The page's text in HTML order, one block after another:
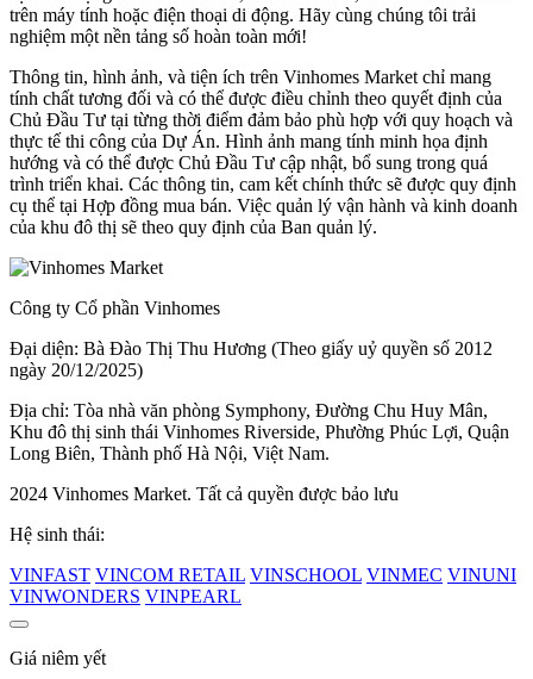
trên máy tính hoặc điện thoại di động. Hãy cùng chúng tôi trải
nghiệm một nền tảng số hoàn toàn mới!
Thông tin, hình ảnh, và tiện ích trên Vinhomes Market chỉ mang
tính chất tương đối và có thể được điều chỉnh theo quyết định của
Chủ Đầu Tư tại từng thời điểm đảm bảo phù hợp với quy hoạch và
thực tế thi công của Dự Án. Hình ảnh mang tính minh họa định
hướng và có thể được Chủ Đầu Tư cập nhật, bổ sung trong quá
trình triển khai. Các thông tin, cam kết chính thức sẽ được quy định
cụ thể tại Hợp đồng mua bán. Việc quản lý vận hành và kinh doanh
của khu đô thị sẽ theo quy định của Ban quản lý.
Công ty Cổ phần Vinhomes
Đại diện: Bà Đào Thị Thu Hương (Theo giấy uỷ quyền số 2012
ngày 20/12/2025)
Địa chỉ: Tòa nhà văn phòng Symphony, Đường Chu Huy Mân,
Khu đô thị sinh thái Vinhomes Riverside, Phường Phúc Lợi, Quận
Long Biên, Thành phố Hà Nội, Việt Nam.
2024 Vinhomes Market. Tất cả quyền được bảo lưu
Hệ sinh thái:
VINFAST VINCOM RETAIL VINSCHOOL VINMEC VINUNI
VINWONDERS VINPEARL
Giá niêm yết